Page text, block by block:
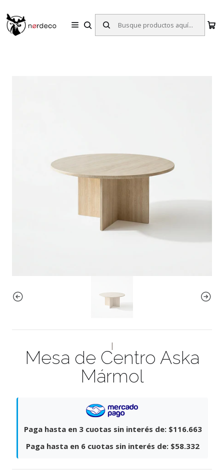
Inicio Mesas de Centro
|
Mesa de Centro Aska
Mármol
Paga hasta en 3 cuotas sin interés de: $116.663
Paga hasta en 6 cuotas sin interés de: $58.332